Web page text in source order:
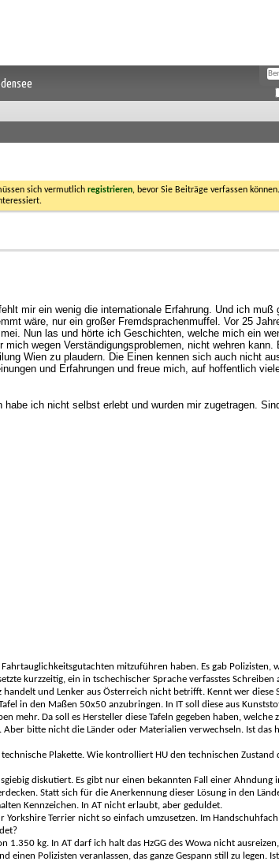
sich vermutlich registrieren, bevor Sie Beiträge verfassen
mir ein wenig die internationale Erfahrung. Und ich muß
wäre, nur ein großer Fremdsprachenmuffel. Vor 25
Nun las und hörte ich Geschichten, welche mich ein
wegen Verständigungsproblemen, nicht wehren kann.
Wien zu plaudern. Die Einen kennen sich auch nicht
und Erfahrungen und freue mich, auf hoffentlich
ich nicht selbst erlebt und wurden mir zugetragen.
mitzuführen haben. Es gab Polizisten,
kurzzeitig, ein in tschechischer Sprache verfasstes Schreiben
und Lenker aus Österreich nicht betrifft. Kennt wer diese
in den Maßen 50x50 anzubringen. In IT soll diese aus
mehr. Da soll es Hersteller diese Tafeln gegeben haben, welche
bitte nicht die Länder oder Materialien verwechseln. Ist das
Plakette. Wie kontrolliert HU den technischen Zustand
diskutiert. Es gibt nur einen bekannten Fall einer Ahndung
Statt sich für die Anerkennung dieser Lösung in den
Kennzeichen. In AT nicht erlaubt, aber geduldet.
Terrier nicht so einfach umzusetzen. Im
kg. In AT darf ich halt das HzGG des Wowa nicht
einen Polizisten veranlassen, das ganze Gespann still zu legen.